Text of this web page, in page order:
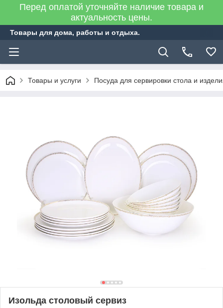
Перед оплатой уточняйте наличие товара и
актуальность цены.
Товары для дома, работы и отдыха.
Товары и услуги Посуда для сервировки стола и
Изольда столовый сервиз